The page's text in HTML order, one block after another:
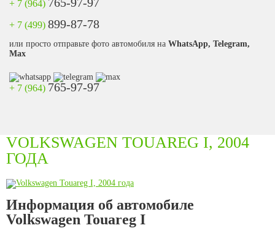
+ 7 (964)
+ 7 (499) 899-87-78
или просто отправьте фото автомобиля на WhatsApp, Telegram,
Max
+ 7 (964) 765-97-97
VOLKSWAGEN TOUAREG I, 2004
ГОДА
Информация об автомобиле
Volkswagen Touareg I